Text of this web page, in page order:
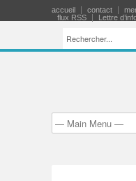
accueil contact
flux RSS
Lettre